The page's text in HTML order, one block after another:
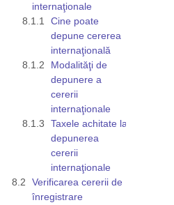
internaţionale
Cine poate
depune cererea
internaţională
Modalităţi de
depunere a
cererii
internaţionale
Taxele achitate la
depunerea
cererii
internaţionale
Verificarea cererii de
înregistrare